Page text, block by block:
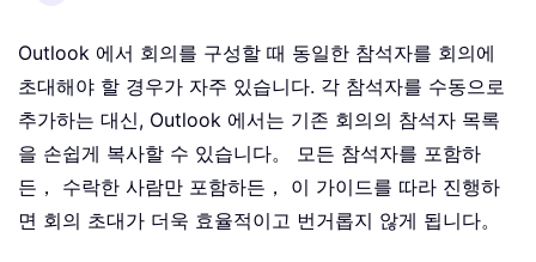
Outlook 에서 회의를 구성할 때 동일한 참석자를 회의에
초대해야 할 경우가 자주 있습니다. 각 참석자를 수동으로
추가하는 대신, Outlook 에서는 기존 회의의 참석자 목록
을 손쉽게 복사할 수 있습니다。 모든 참석자를 포함하
든， 수락한 사람만 포함하든， 이 가이드를 따라 진행하
면 회의 초대가 더욱 효율적이고 번거롭지 않게 됩니다。